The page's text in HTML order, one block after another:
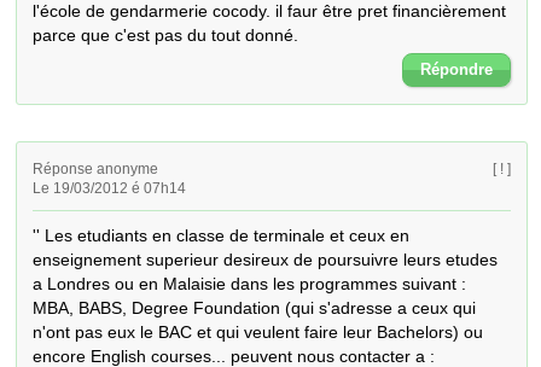
l'école de gendarmerie cocody. il faur être pret financièrement
parce que c'est pas du tout donné.
Répondre
Réponse anonyme
Le 19/03/2012 é 07h14
[ ! ]
'' Les etudiants en classe de terminale et ceux en
enseignement superieur desireux de poursuivre leurs etudes
a Londres ou en Malaisie dans les programmes suivant :
MBA, BABS, Degree Foundation (qui s'adresse a ceux qui
n'ont pas eux le BAC et qui veulent faire leur Bachelors) ou
encore English courses... peuvent nous contacter a :